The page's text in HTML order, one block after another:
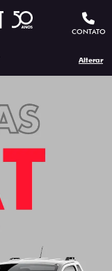
CONTATO
Alterar